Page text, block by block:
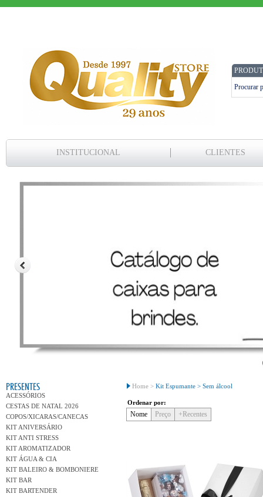
INSTITUCIONAL CLIENTES
PRESENTES
ACESSÓRIOS
CESTAS DE NATAL 2026
COPOS/XICARAS/CANECAS
KIT ANIVERSÁRIO
KIT ANTI STRESS
KIT AROMATIZADOR
KIT ÁGUA & CIA
KIT BALEIRO & BOMBONIERE
KIT BAR
KIT BARTENDER
Home > Kit Espumante > Sem álcool
Ordenar por:
Nome Preço +Recentes